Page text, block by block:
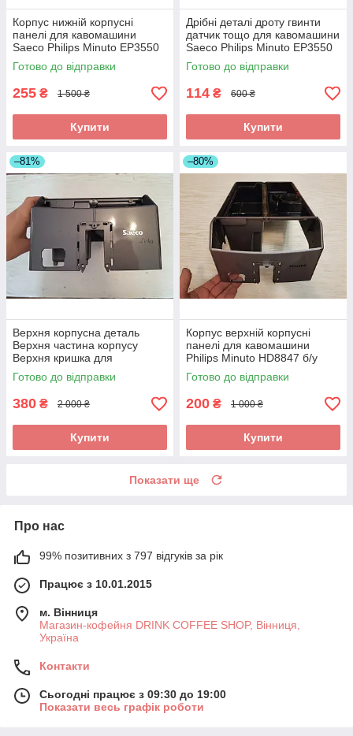
Корпус нижній корпусні
панелі для кавомашини
Saeco Philips Minuto EP3550
б/у
Готово до відправки
255 ₴ 1 500 ₴
Купити
Дрібні деталі дроту гвинти
датчик тощо для кавомашини
Saeco Philips Minuto EP3550
б/у
Готово до відправки
114 ₴ 600 ₴
Купити
–81%
Верхня корпусна деталь
Верхня частина корпусу
Верхня кришка для
кавомашини Saeco Philips
Lirika SUP041EU б/у
Готово до відправки
380 ₴ 2 000 ₴
Купити
–80%
Корпус верхній корпусні
панелі для кавомашини
Philips Minuto HD8847 б/у
Готово до відправки
200 ₴ 1 000 ₴
Купити
Показати ще
Про нас
99% позитивних з 797 відгуків за рік
Працює з 10.01.2015
м. Вінниця
Магазин-кофейня DRINK COFFEE SHOP, Вінниця,
Україна
Контакти
Сьогодні працює з 09:30 до 19:00
Показати весь графік роботи